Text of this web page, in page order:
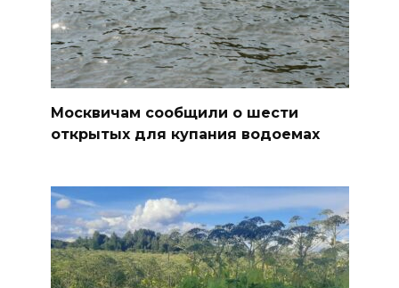
Москвичам сообщили о шести
открытых для купания водоемах